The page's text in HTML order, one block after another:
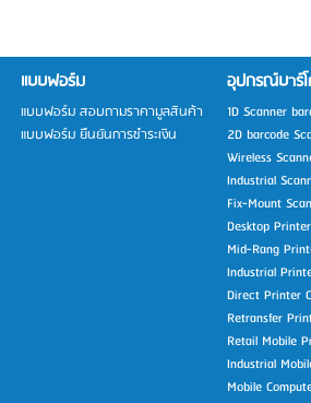
แบบฟอร์ม
แบบฟอร์ม สอบถามราคามูลสินค้า
แบบฟอร์ม ยืนยันการชำระเงิน
อุปกรณ์บาร์
1D Scanner
2D barcode
Wireless
Industrial
Fix-Mount
Desktop
Mid-Rang
Industrial
Direct Printer
Retransfer
Retail Mobile
Industrial
Mobile